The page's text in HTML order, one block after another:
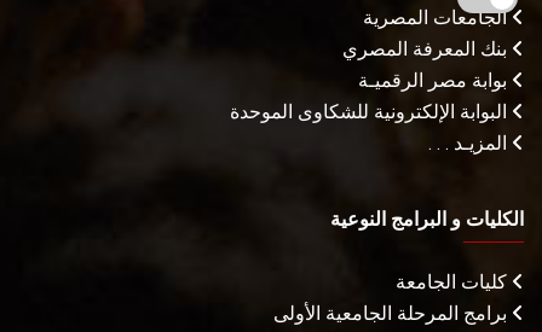
الجامعات المصرية
بنك المعرفة المصري
بوابة مصر الرقميـة
البوابة الإلكترونية للشكاوى الموحدة
المزيـد . . .
الكليات و البرامج النوعية
كليات الجامعة
برامج المرحلة الجامعية الأولى